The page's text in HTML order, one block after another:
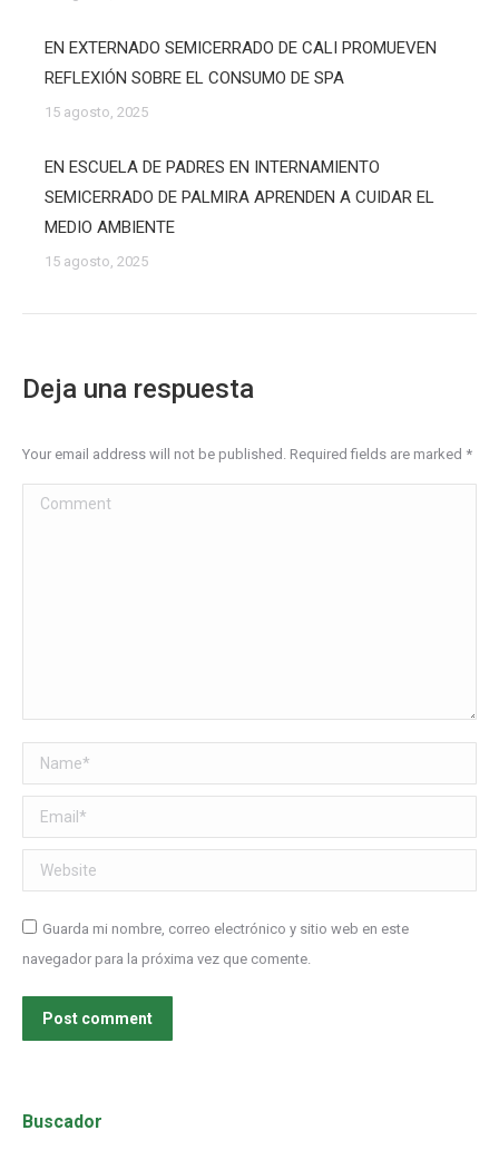
EN EXTERNADO SEMICERRADO DE CALI PROMUEVEN
REFLEXIÓN SOBRE EL CONSUMO DE SPA
15 agosto, 2025
EN ESCUELA DE PADRES EN INTERNAMIENTO
SEMICERRADO DE PALMIRA APRENDEN A CUIDAR EL
MEDIO AMBIENTE
15 agosto, 2025
Deja una respuesta
Your email address will not be published. Required fields are marked *
Comment
Name *
Email *
Website
Guarda mi nombre, correo electrónico y sitio web en este
navegador para la próxima vez que comente.
Post comment
Buscador